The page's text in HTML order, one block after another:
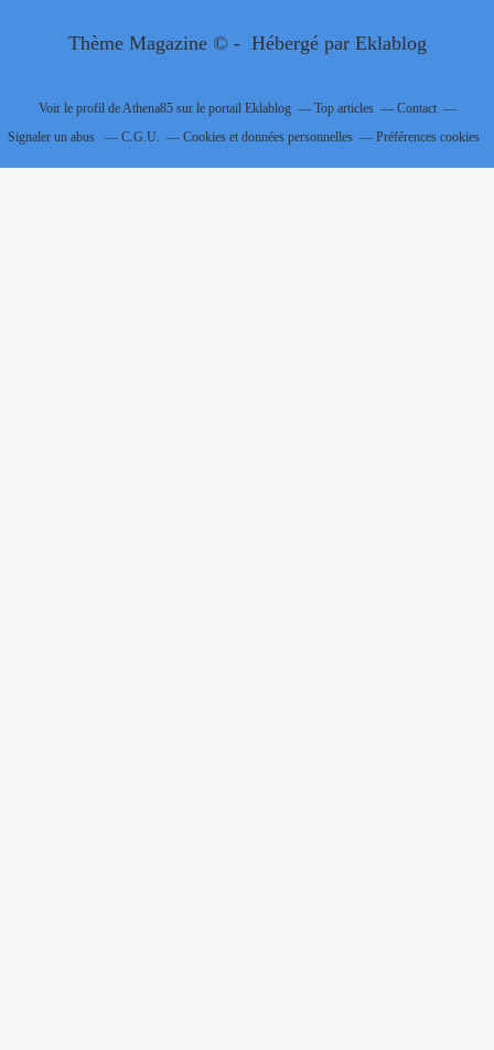
Thème Magazine © - Hébergé par Eklablog
Voir le profil de Athena85sur le portail Eklablog Top articles
Contact
Signaler un abus
C.G.U. Cookies et données personnelles Préférences cookies